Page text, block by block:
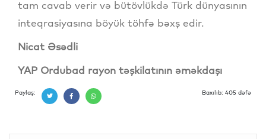
tam cavab verir və bütövlükdə Türk dünyasının
inteqrasiyasına böyük töhfə bəxş edir.
Nicat Əsədli
YAP Ordubad rayon təşkilatının əməkdaşı
Paylaş: Baxılıb: 405 dəfə